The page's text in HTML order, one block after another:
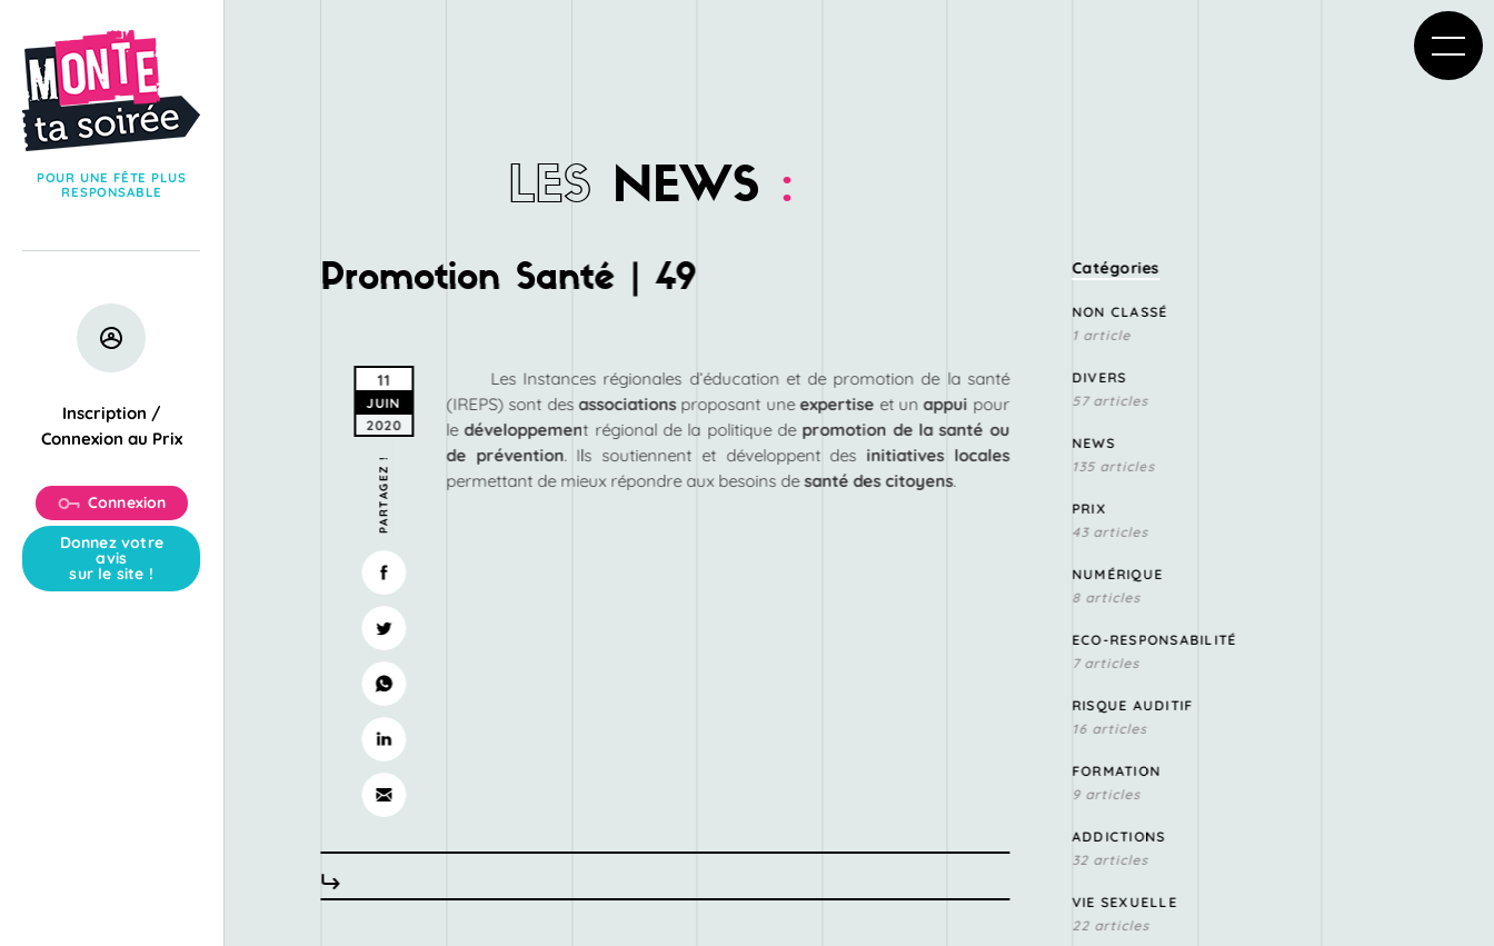
POUR UNE FÊTE PLUS
RESPONSABLE
Inscription /
Connexion au Prix
Connexion
Donnez votre
avis
sur le site !
LES NEWS :
Promotion Santé | 49
Les Instances régionales d’éducation et de promotion de la santé
(IREPS) sont desassociationsproposant uneexpertise et unappui pour
ledéveloppement régional de la politique depromotion de la santé ou
de prévention. Ils soutiennent et développent des initiatives locales
permettant de mieux répondre aux besoins desanté des citoyens.
11
JUIN
2020
PARTAGEZ !
Catégories
NON CLASSÉ
1 article
DIVERS
57 articles
NEWS
135 articles
PRIX
43 articles
NUMÉRIQUE
8 articles
ECO-RESPONSABILITÉ
7 articles
RISQUE AUDITIF
16 articles
FORMATION
9 articles
ADDICTIONS
32 articles
VIE SEXUELLE
22 articles